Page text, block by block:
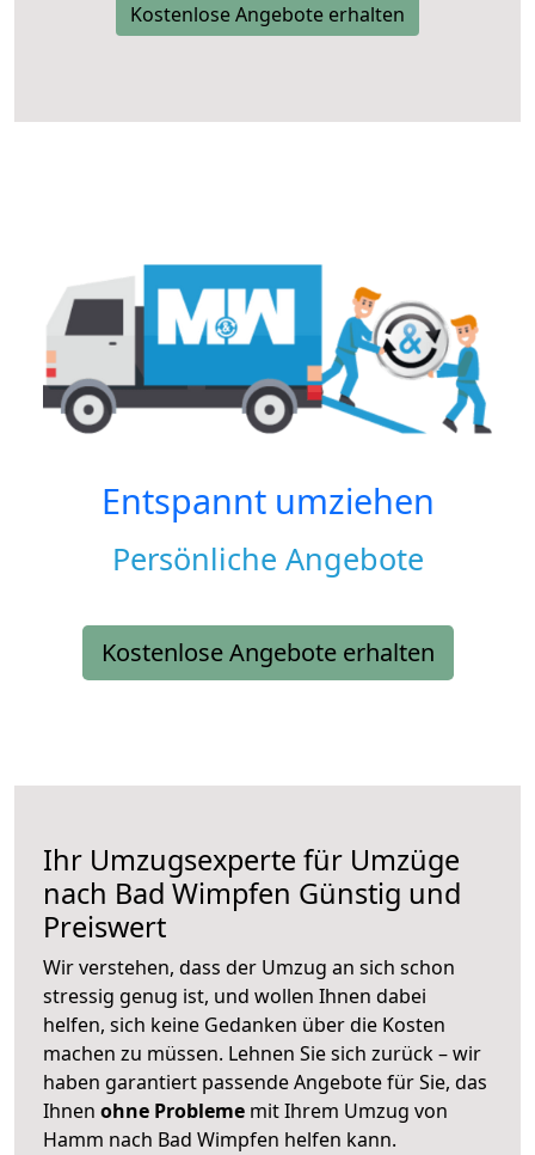
Kostenlose Angebote erhalten
Entspannt umziehen
Persönliche Angebote
Kostenlose Angebote erhalten
Ihr Umzugsexperte für Umzüge
nach Bad Wimpfen Günstig und
Preiswert
Wir verstehen, dass der Umzug an sich schon
stressig genug ist, und wollen Ihnen dabei
helfen, sich keine Gedanken über die Kosten
machen zu müssen. Lehnen Sie sich zurück – wir
haben garantiert passende Angebote für Sie, das
Ihnen ohne Probleme mit Ihrem Umzug von
Hamm nach Bad Wimpfen helfen kann.